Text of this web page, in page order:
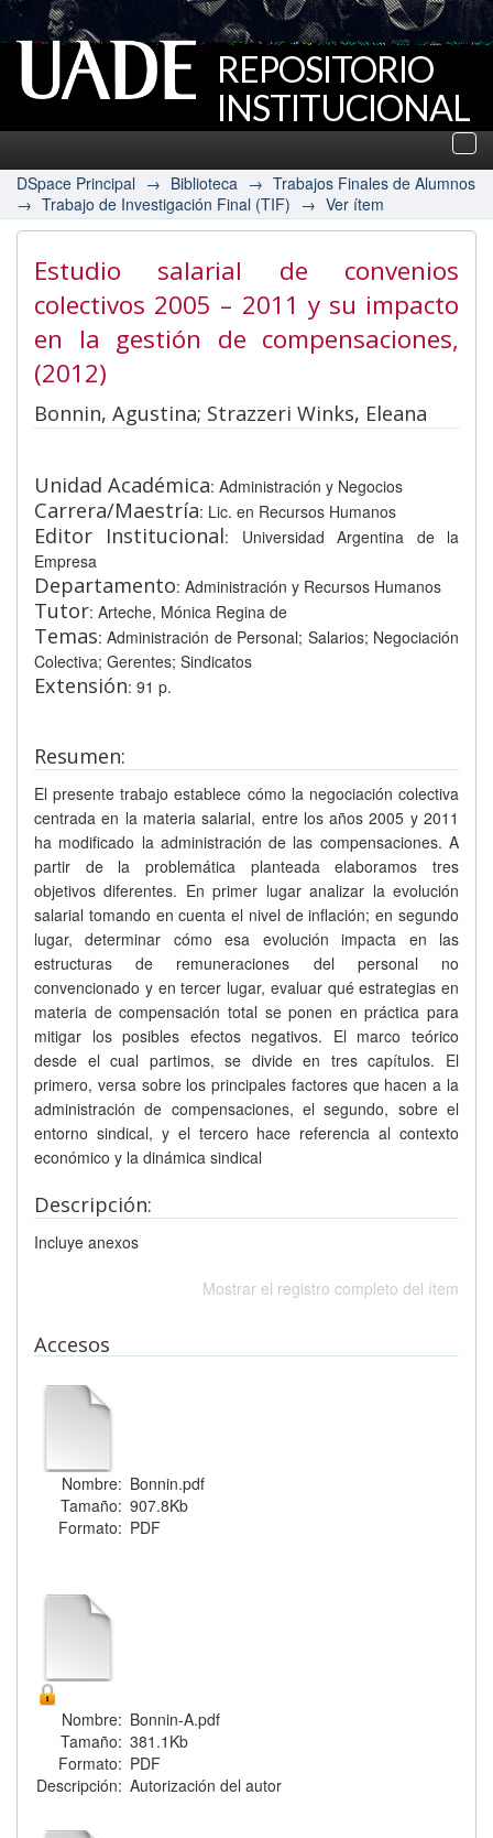
REPOSITORIO
INSTITUCIONAL
UADE
DSpace Principal → Biblioteca → Trabajos Finales de Alumnos
→ Trabajo de Investigación Final (TIF) → Ver ítem
Estudio salarial de convenios
colectivos 2005 – 2011 y su impacto
en la gestión de compensaciones,
(2012)
Bonnin, Agustina; Strazzeri Winks, Eleana
Unidad Académica: Administración y Negocios
Carrera/Maestría: Lic. en Recursos Humanos
Editor Institucional: Universidad Argentina de la
Empresa
Departamento: Administración y Recursos Humanos
Tutor: Arteche, Mónica Regina de
Temas: Administración de Personal; Salarios; Negociación
Colectiva; Gerentes; Sindicatos
Extensión: 91 p.
Resumen:
El presente trabajo establece cómo la negociación colectiva
centrada en la materia salarial, entre los años 2005 y 2011
ha modificado la administración de las compensaciones. A
partir de la problemática planteada elaboramos tres
objetivos diferentes. En primer lugar analizar la evolución
salarial tomando en cuenta el nivel de inflación; en segundo
lugar, determinar cómo esa evolución impacta en las
estructuras de remuneraciones del personal no
convencionado y en tercer lugar, evaluar qué estrategias en
materia de compensación total se ponen en práctica para
mitigar los posibles efectos negativos. El marco teórico
desde el cual partimos, se divide en tres capítulos. El
primero, versa sobre los principales factores que hacen a la
administración de compensaciones, el segundo, sobre el
entorno sindical, y el tercero hace referencia al contexto
económico y la dinámica sindical
Descripción:
Incluye anexos
Mostrar el registro completo del ítem
Accesos
Nombre: Bonnin.pdf
Tamaño: 907.8Kb
Formato: PDF
Nombre: Bonnin-A.pdf
Tamaño: 381.1Kb
Formato: PDF
Descripción: Autorización del autor